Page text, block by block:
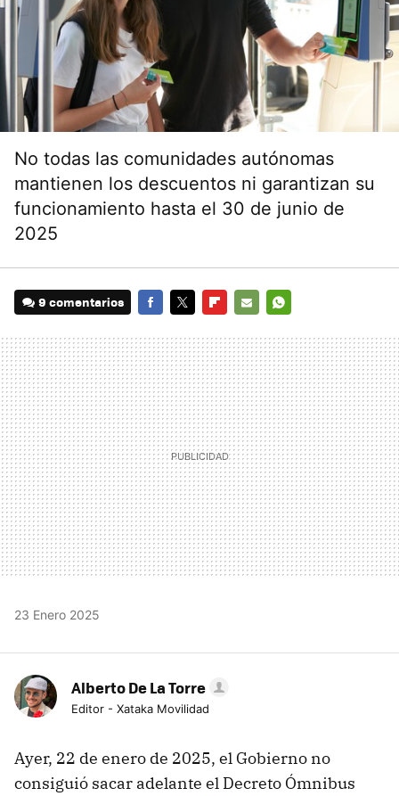
No todas las comunidades autónomas
mantienen los descuentos ni garantizan su
funcionamiento hasta el 30 de junio de
2025
9 comentarios
MAIL
23 Enero 2025
Alberto De La Torre
Editor - Xataka Movilidad
Ayer, 22 de enero de 2025, el Gobierno no
consiguió sacar adelante el Decreto Ómnibus